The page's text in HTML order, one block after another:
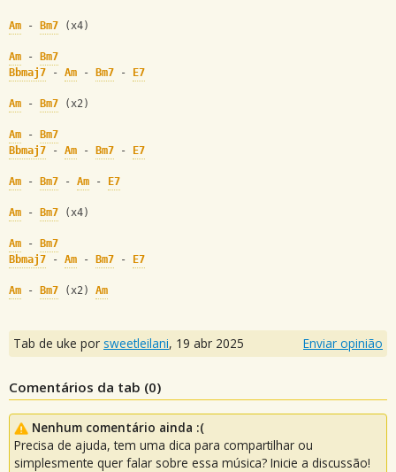
Am - Bm7 (x4)
Am -
Bm7
Bbmaj7 - Am - Bm7 - E7
Am - Bm7 (x2)
Am -
Bm7
Bbmaj7 - Am - Bm7 - E7
Am - Bm7 - Am - E7
Am - Bm7 (x4)
Am -
Bm7
Bbmaj7 - Am - Bm7 - E7
Am - Bm7 (x2) Am
Tab de uke por sweetleilani, 19 abr 2025 Enviar opinião
Comentários da tab (0)
Nenhum comentário ainda :(
Precisa de ajuda, tem uma dica para compartilhar ou
simplesmente quer falar sobre essa música? Inicie a discussão!